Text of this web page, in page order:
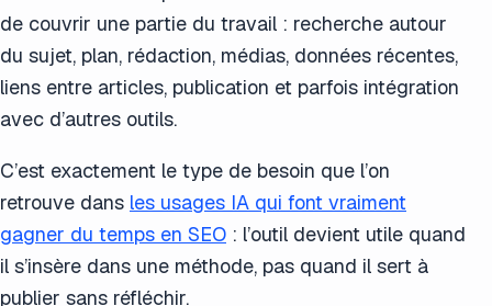
de couvrir une partie du travail : recherche autour
du sujet, plan, rédaction, médias, données récentes,
liens entre articles, publication et parfois intégration
avec d’autres outils.
C’est exactement le type de besoin que l’on
retrouve dans les usages IA qui font vraiment
gagner du temps en SEO : l’outil devient utile quand
il s’insère dans une méthode, pas quand il sert à
publier sans réfléchir.